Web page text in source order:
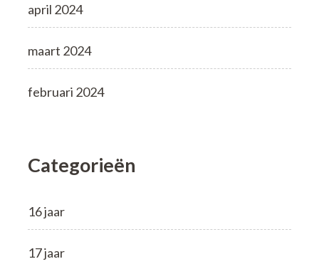
april 2024
maart 2024
februari 2024
Categorieën
16 jaar
17 jaar